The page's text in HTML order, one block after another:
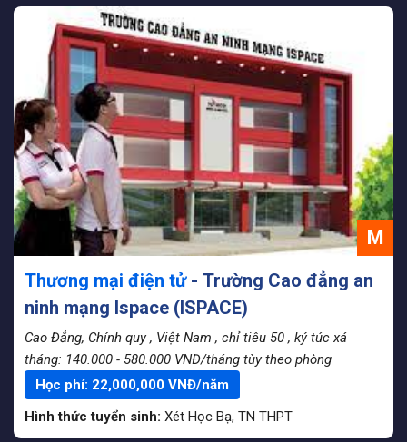
M
Thương mại điện tử - Trường Cao đẳng an
ninh mạng Ispace (ISPACE)
Cao Đẳng, Chính quy , Việt Nam , chỉ tiêu 50 , ký túc xá
tháng: 140.000 - 580.000 VNĐ/tháng tùy theo phòng
Học phí: 22,000,000 VNĐ/năm
Hình thức tuyển sinh: Xét Học Bạ, TN THPT